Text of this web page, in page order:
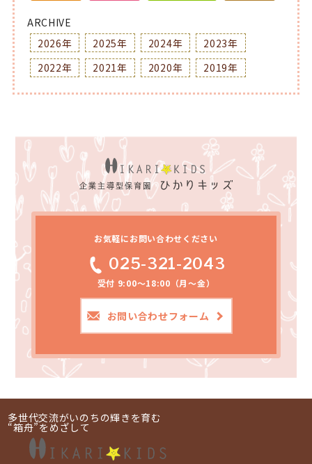
ARCHIVE
2026年
2025年 2024年
2023年
2022年
2021年 2020年 2019年
お気軽にお問い合わせください
025-321-2043
受付 9:00～18:00（月～金）
お問い合わせフォーム
多世代交流がいのちの輝きを育む
“箱舟”をめざして